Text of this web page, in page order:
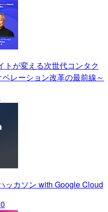
トが変える次世代コンタク
レーション改革の最前線～
ッカソン with Google Cloud